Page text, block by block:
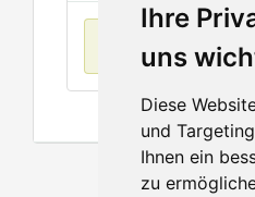
Ihre
uns
Diese
und
Ihnen ein
zu